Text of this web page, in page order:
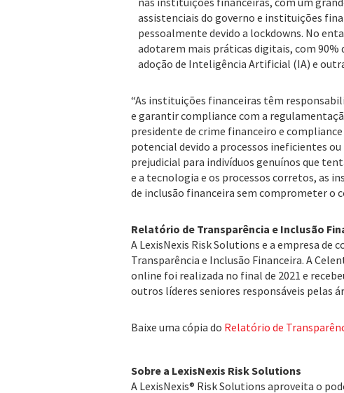
assistenciais do governo e instituições
pessoalmente devido a lockdowns. No
adotarem mais práticas digitais, com 90%
adoção de Inteligência Artificial (IA) e
“As instituições financeiras têm
e garantir compliance com a
presidente de crime financeiro e
potencial devido a processos ineficientes
prejudicial para indivíduos genuínos que
e a tecnologia e os processos corretos, as
de inclusão financeira sem comprometer o
Relatório de Transparência e Inclusão
A LexisNexis Risk Solutions e a empresa de
Transparência e Inclusão Financeira. A
online foi realizada no final de 2021 e
outros líderes seniores responsáveis pelas
Baixe uma cópia do Relatório de
Sobre a LexisNexis Risk Solutions
A LexisNexis® Risk Solutions aproveita o